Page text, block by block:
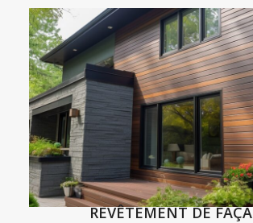
REVÊTEMENT DE